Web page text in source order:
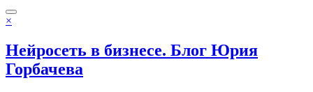
×
Нейросеть в бизнесе. Блог Юрия
Горбачева